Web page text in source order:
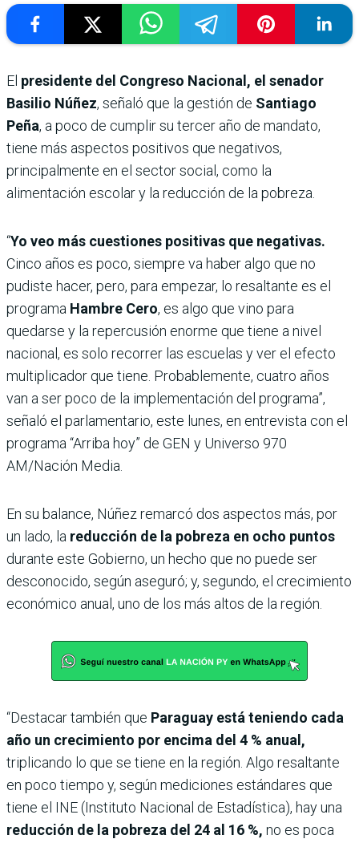
El presidente del Congreso Nacional, el senador
Basilio Núñez, señaló que la gestión de Santiago
Peña, a poco de cumplir su tercer año de mandato,
tiene más aspectos positivos que negativos,
principalmente en el sector social, como la
alimentación escolar y la reducción de la pobreza.
“Yo veo más cuestiones positivas que negativas.
Cinco años es poco, siempre va haber algo que no
pudiste hacer, pero, para empezar, lo resaltante es el
programa Hambre Cero, es algo que vino para
quedarse y la repercusión enorme que tiene a nivel
nacional, es solo recorrer las escuelas y ver el efecto
multiplicador que tiene. Probablemente, cuatro años
van a ser poco de la implementación del programa”,
señaló el parlamentario, este lunes, en entrevista con el
programa “Arriba hoy” de GEN y Universo 970
AM/Nación Media.
En su balance, Núñez remarcó dos aspectos más, por
un lado, la reducción de la pobreza en ocho puntos
durante este Gobierno, un hecho que no puede ser
desconocido, según aseguró; y, segundo, el crecimiento
económico anual, uno de los más altos de la región.
“Destacar también que Paraguay está teniendo cada
año un crecimiento por encima del 4 % anual,
triplicando lo que se tiene en la región. Algo resaltante
en poco tiempo y, según mediciones estándares que
tiene el INE (Instituto Nacional de Estadística), hay una
reducción de la pobreza del 24 al 16 %, no es poca